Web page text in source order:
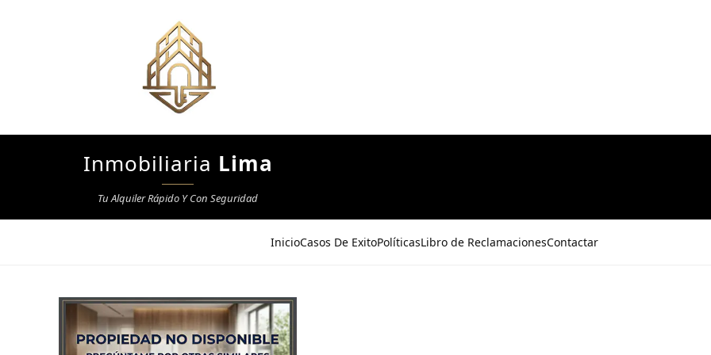
Inmobiliaria Lima
Tu Alquiler Rápido Y Con Seguridad
InicioCasos De ExitoPolíticasLibro de ReclamacionesContactar